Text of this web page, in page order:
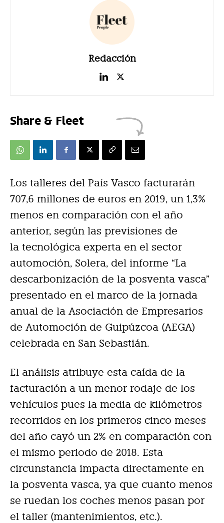
Redacción
Share & Fleet
Los talleres del País Vasco facturarán
707,6 millones de euros en 2019, un 1,3%
menos en comparación con el año
anterior, según las previsiones de
la tecnológica experta en el sector
automoción, Solera, del informe “La
descarbonización de la posventa vasca”
presentado en el marco de la jornada
anual de la Asociación de Empresarios
de Automoción de Guipúzcoa (AEGA)
celebrada en San Sebastián.
El análisis atribuye esta caída de la
facturación a un menor rodaje de los
vehículos pues la media de kilómetros
recorridos en los primeros cinco meses
del año cayó un 2% en comparación con
el mismo periodo de 2018. Esta
circunstancia impacta directamente en
la posventa vasca, ya que cuanto menos
se ruedan los coches menos pasan por
el taller (mantenimientos, etc.).